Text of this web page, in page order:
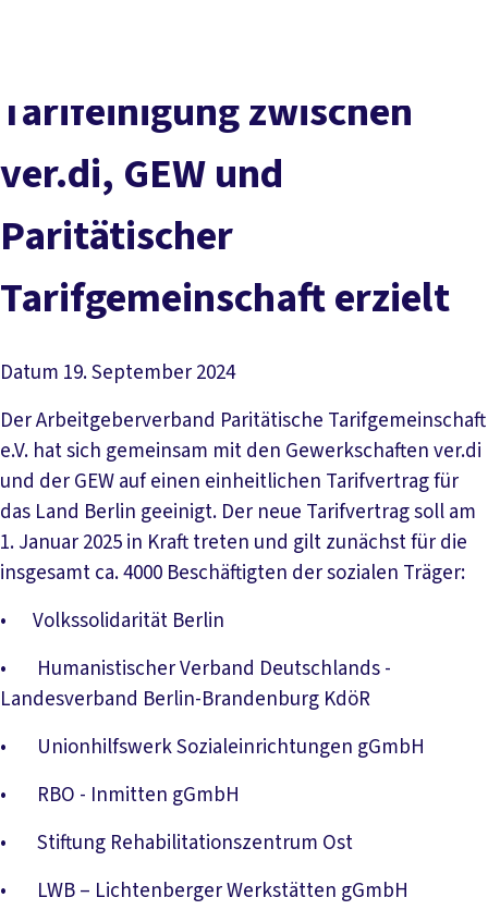
Service
Mitmachen
Tarifeinigung zwischen
ver.di, GEW und
Paritätischer
Tarifgemeinschaft erzielt
Datum 19. September 2024
Der Arbeitgeberverband Paritätische Tarifgemeinschaft
e.V. hat sich gemeinsam mit den Gewerkschaften ver.di
und der GEW auf einen einheitlichen Tarifvertrag für
das Land Berlin geeinigt. Der neue Tarifvertrag soll am
1. Januar 2025 in Kraft treten und gilt zunächst für die
insgesamt ca. 4000 Beschäftigten der sozialen Träger:
• Volkssolidarität Berlin
• Humanistischer Verband Deutschlands -
Landesverband Berlin-Brandenburg KdöR
• Unionhilfswerk Sozialeinrichtungen gGmbH
• RBO - Inmitten gGmbH
• Stiftung Rehabilitationszentrum Ost
• LWB – Lichtenberger Werkstätten gGmbH